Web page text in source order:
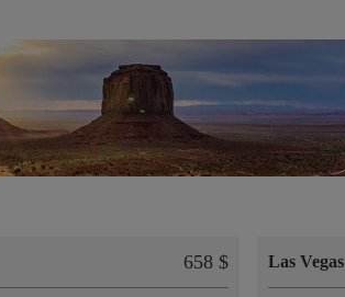
658 $ Las Vegas